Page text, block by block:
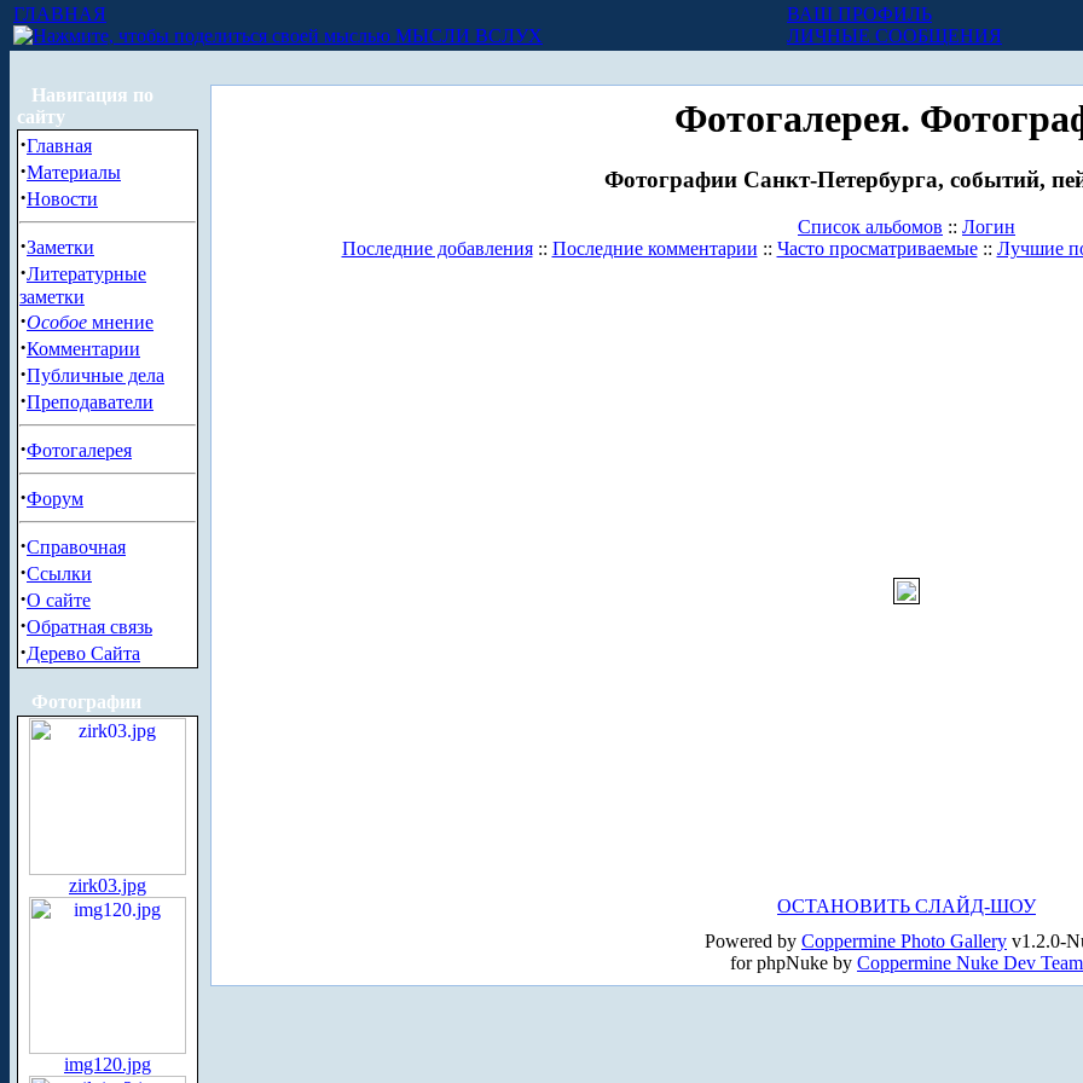
ГЛАВНАЯ
МЫСЛИ ВСЛУХ
ВАШ ПРОФИЛЬ
ЛИЧНЫЕ СООБЩЕНИЯ
Навигация по
сайту
·Главная
·Материалы
·Новости
·Заметки
·Литературные
заметки
·Особое мнение
·Комментарии
·Публичные дела
·Преподаватели
·Фотогалерея
·Форум
·Справочная
·Ссылки
·О сайте
·Обратная связь
·Дерево Сайта
Фотографии
zirk03.jpg
img120.jpg
Фотогалерея.
Фотографии Санкт-Петербурга, событий,
Список альбомов :: Логин
Последние добавления:: Последние комментарии :: Часто просматриваемые:: Лучшие
ОСТАНОВИТЬ СЛАЙД-ШОУ
Powered by Coppermine Photo Gallery v1.2.0-
for phpNuke by Coppermine Nuke Dev Team